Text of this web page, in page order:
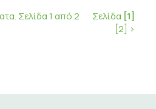
Σελίδα 1 από 2 Σελίδα [1]
[2] >